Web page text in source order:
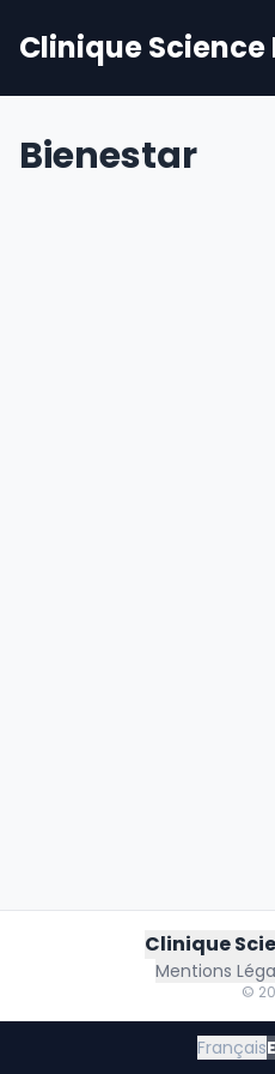
Clinique Science
Bienestar
Clinique
Mentions
©
Français